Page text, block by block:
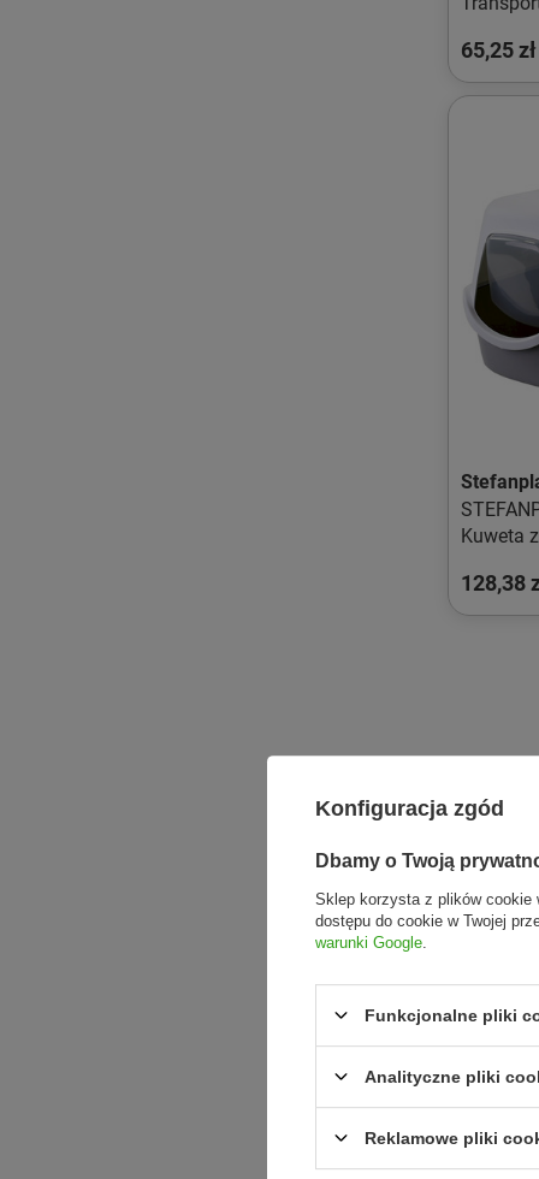
65,25 zł
Kuweta
128,38
Konfiguracja zgód
Dbamy o Twoją
Sklep korzysta z plików cookie
dostępu do cookie w Twojej
warunki Google
Funkcjonalne pliki
Analityczne pliki
Reklamowe pliki